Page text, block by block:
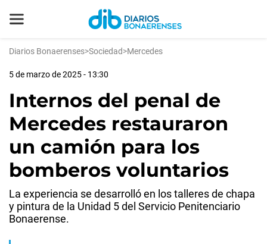
Diarios Bonaerenses>Sociedad>Mercedes
5 de marzo de 2025 - 13:30
Internos del penal de
Mercedes restauraron
un camión para los
bomberos voluntarios
La experiencia se desarrolló en los talleres de chapa
y pintura de la Unidad 5 del Servicio Penitenciario
Bonaerense.